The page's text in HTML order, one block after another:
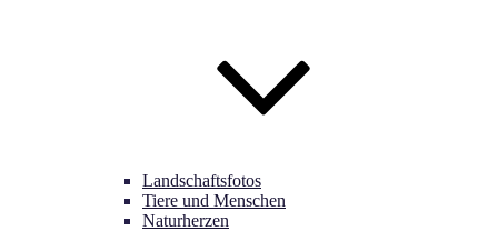
Landschaftsfotos
Tiere und Menschen
Naturherzen